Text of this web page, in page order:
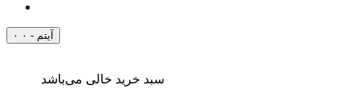
۰ آیتم - ۰
سبد خرید خالی می‌باشد